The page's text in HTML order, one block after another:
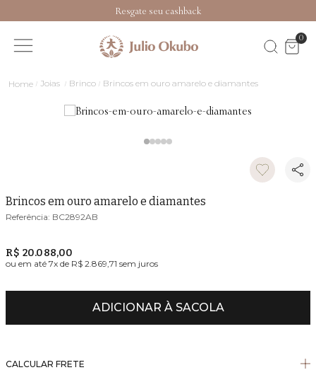
Resgate seu cashback
0
Joias Brinco Brincos em ouro amarelo e diamantes
Brincos em ouro amarelo e diamantes
BC2892AB
R$ 20.088,00
ou em até 7x de R$ 2.869,71 sem juros
ADICIONAR À SACOLA
CALCULAR FRETE